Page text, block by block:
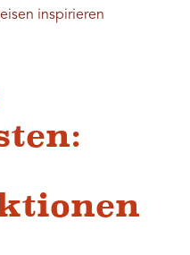
inspirieren